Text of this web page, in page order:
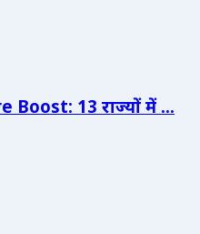
13 राज्यों में ...